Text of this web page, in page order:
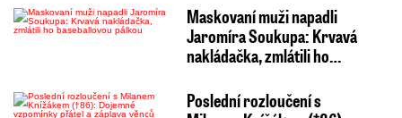
Maskovaní muži napadli
Jaromíra Soukupa: Krvavá
nakládačka, zmlátili ho…
Poslední rozloučení s